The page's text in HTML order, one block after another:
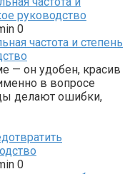
руководство
0
— он удобен, красив
в вопросе
делают ошибки,
0